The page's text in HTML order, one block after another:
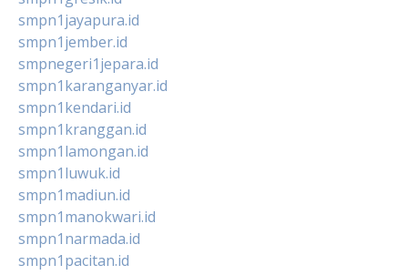
smpn1jayapura.id
smpn1jember.id
smpnegeri1jepara.id
smpn1karanganyar.id
smpn1kendari.id
smpn1kranggan.id
smpn1lamongan.id
smpn1luwuk.id
smpn1madiun.id
smpn1manokwari.id
smpn1narmada.id
smpn1pacitan.id